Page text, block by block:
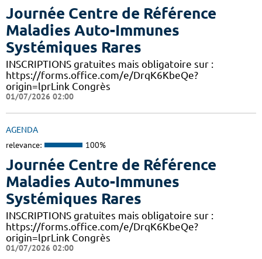
Journée Centre de Référence
Maladies Auto-Immunes
Systémiques Rares
INSCRIPTIONS gratuites mais obligatoire sur :
https://forms.office.com/e/DrqK6KbeQe?
origin=lprLink Congrès
01/07/2026 02:00
AGENDA
relevance: 100%
Journée Centre de Référence
Maladies Auto-Immunes
Systémiques Rares
INSCRIPTIONS gratuites mais obligatoire sur :
https://forms.office.com/e/DrqK6KbeQe?
origin=lprLink Congrès
01/07/2026 02:00